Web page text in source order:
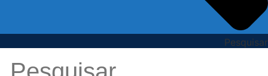
Pesquisar